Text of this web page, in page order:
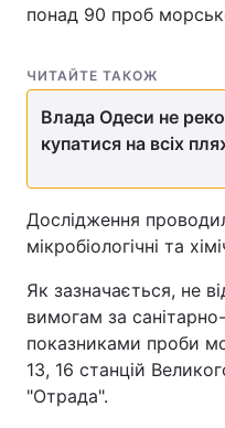
понад 90 проб
ЧИТАЙТЕ ТАКОЖ
Влада Одеси не
купатися на всіх
Дослідження
мікробіологічні та
Як зазначається, не
вимогам за
показниками проби
13, 16 станцій
"Отрада".